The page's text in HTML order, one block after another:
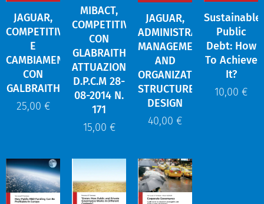
JAGUAR,
COMPETITIVITA'
E
CAMBIAMENTO
CON
GALBRAITH
25,00 €
MIBACT,
COMPETITIVITA'
CON
GLABRAITH
ATTUAZIONE
D.P.C.M 28-
08-2014 N.
171
15,00 €
JAGUAR,
ADMINISTRATIVE
MANAGEMENT
AND
ORGANIZATIONAL
STRUCTURE
DESIGN
40,00 €
Sustainable
Public
Debt: How
To Achieve
It?
10,00 €